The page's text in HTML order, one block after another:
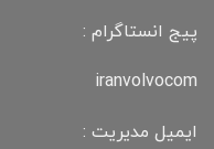
پیج انستاگرام :
iranvolvocom
ایمیل مدیریت :